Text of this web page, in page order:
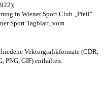
in Wiener Sport Club „Pfeil“
Sport Tagblatt, vom
Vektorgrafikformate (CDR,
PNG, GIF) enthalten.